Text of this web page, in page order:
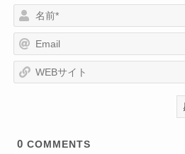
0 COMMENTS